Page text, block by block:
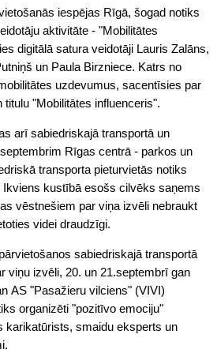
iespējas Rīgā, šogad notiks
aktivitāte - "Mobilitātes
digitālā satura veidotāji Lauris Zalāns,
un Paula Birzniece. Katrs no
uzdevumus, sacentīsies par
"Mobilitātes influenceris".
arī sabiedriskajā transportā un
Rīgas centrā - parkos un
transporta pieturvietās notiks
kustībā esošs cilvēks saņems
vēstnešiem par viņa izvēli nebraukt
videi draudzīgi.
sabiedriskajā transportā
viņu izvēli, 20. un 21.septembrī gan
AS "Pasažieru vilciens" (VIVI)
organizēti "pozitīvo emociju"
karikatūrists, smaidu eksperts un